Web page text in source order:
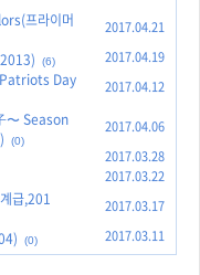
프라이머
2017.04.21
(6) 2017.04.19
Patriots Day
2017.04.12
〜 Season
(0)
2017.04.06
2017.03.28
2017.03.22
급,201
2017.03.17
(0) 2017.03.11